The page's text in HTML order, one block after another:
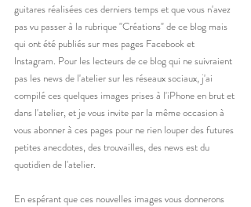
guitares réalisées ces derniers temps et que vous n'avez
pas vu passer à la rubrique "Créations" de ce blog mais
qui ont été publiés sur mes pages Facebook et
Instagram. Pour les lecteurs de ce blog qui ne suivraient
pas les news de l'atelier sur les réseaux sociaux, j'ai
compilé ces quelques images prises à l'iPhone en brut et
dans l'atelier, et je vous invite par la même occasion à
vous abonner à ces pages pour ne rien louper des futures
petites anecdotes, des trouvailles, des news est du
quotidien de l'atelier.
En espérant que ces nouvelles images vous donnerons